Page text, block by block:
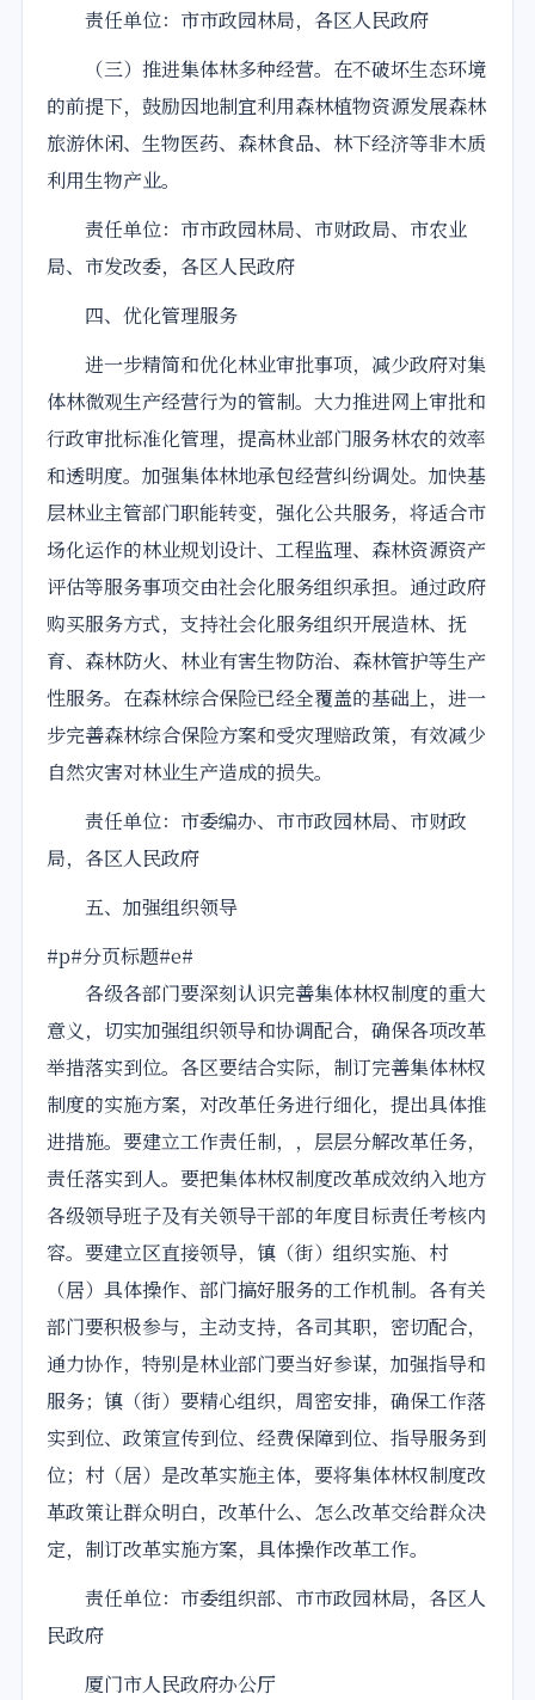
责任单位：市市政园林局，各区人民政府
（三）推进集体林多种经营。在不破坏生态环境
的前提下，鼓励因地制宜利用森林植物资源发展森林
旅游休闲、生物医药、森林食品、林下经济等非木质
利用生物产业。
责任单位：市市政园林局、市财政局、市农业
局、市发改委，各区人民政府
四、优化管理服务
进一步精简和优化林业审批事项，减少政府对集
体林微观生产经营行为的管制。大力推进网上审批和
行政审批标准化管理，提高林业部门服务林农的效率
和透明度。加强集体林地承包经营纠纷调处。加快基
层林业主管部门职能转变，强化公共服务，将适合市
场化运作的林业规划设计、工程监理、森林资源资产
评估等服务事项交由社会化服务组织承担。通过政府
购买服务方式，支持社会化服务组织开展造林、抚
育、森林防火、林业有害生物防治、森林管护等生产
性服务。在森林综合保险已经全覆盖的基础上，进一
步完善森林综合保险方案和受灾理赔政策，有效减少
自然灾害对林业生产造成的损失。
责任单位：市委编办、市市政园林局、市财政
局，各区人民政府
五、加强组织领导
#p#分页标题#e#
各级各部门要深刻认识完善集体林权制度的重大
意义，切实加强组织领导和协调配合，确保各项改革
举措落实到位。各区要结合实际，制订完善集体林权
制度的实施方案，对改革任务进行细化，提出具体推
进措施。要建立工作责任制，，层层分解改革任务，
责任落实到人。要把集体林权制度改革成效纳入地方
各级领导班子及有关领导干部的年度目标责任考核内
容。要建立区直接领导，镇（街）组织实施、村
（居）具体操作、部门搞好服务的工作机制。各有关
部门要积极参与，主动支持，各司其职，密切配合，
通力协作，特别是林业部门要当好参谋，加强指导和
服务；镇（街）要精心组织，周密安排，确保工作落
实到位、政策宣传到位、经费保障到位、指导服务到
位；村（居）是改革实施主体，要将集体林权制度改
革政策让群众明白，改革什么、怎么改革交给群众决
定，制订改革实施方案，具体操作改革工作。
责任单位：市委组织部、市市政园林局，各区人
民政府
厦门市人民政府办公厅